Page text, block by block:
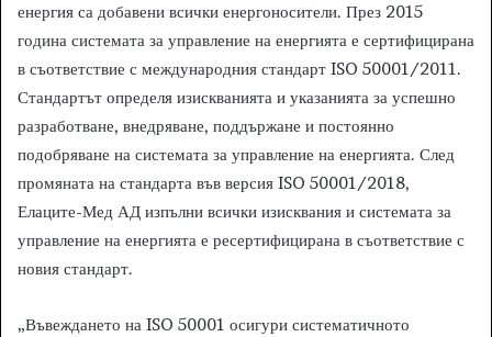
енергия са добавени всички енергоносители. През 2015
година системата за управление на енергията е сертифицирана
в съответствие с международния стандарт ISO 50001/2011.
Стандартът определя изискванията и указанията за успешно
разработване, внедряване, поддържане и постоянно
подобряване на системата за управление на енергията. След
промяната на стандарта във версия ISO 50001/2018,
Елаците-Мед АД изпълни всички изисквания и системата за
управление на енергията е ресертифицирана в съответствие с
новия стандарт.
„Въвеждането на ISO 50001 осигури систематичното